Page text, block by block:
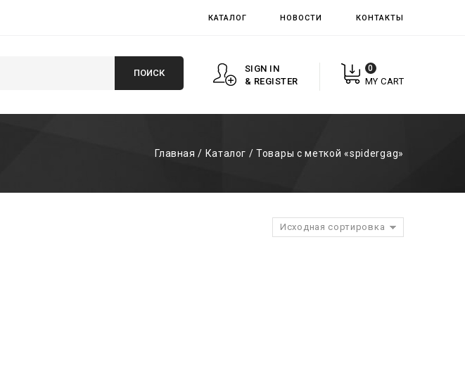
КАТАЛОГ НОВОСТИ КОНТАКТЫ
0
MY CART
SIGN IN
& REGISTER
ПОИСК
Главная / Каталог /Товары с меткой «spidergag»
Исходная сортировка